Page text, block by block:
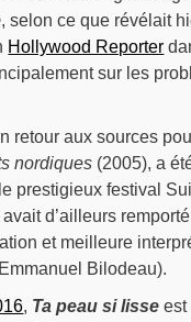
, selon ce que révélait
Hollywood Reporter
sur les
retour aux sources
nordiques (2005), a
prestigieux festival
d’ailleurs
et meilleure
Bilodeau).
, Ta peau si lisse est